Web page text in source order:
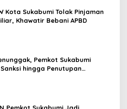
Kota Sukabumi Tolak Pinjaman
Khawatir Bebani APBD
Pemkot Sukabumi
hingga Penutupan
Pemkot Sukabumi Jadi